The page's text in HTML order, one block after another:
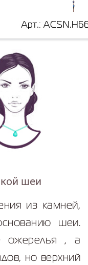
шеи
из камней,
шеи.
ожерелья , а
но верхний